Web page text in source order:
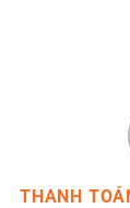
THANH